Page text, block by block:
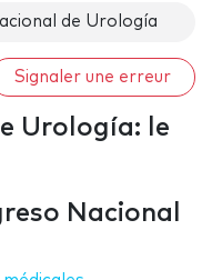
de Urología
Signaler une erreur
Urología: le
Nacional